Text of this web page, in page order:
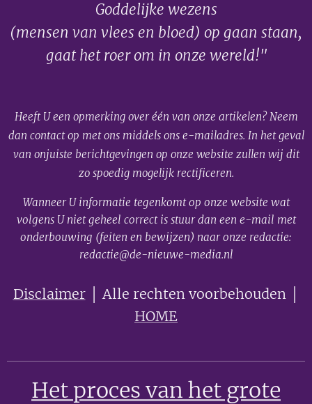
Goddelijke wezens
(mensen van vlees en bloed) op gaan staan,
gaat het roer om in onze wereld!"
Heeft U een opmerking over één van onze artikelen? Neem
dan contact op met ons middels ons e-mailadres. In het geval
van onjuiste berichtgevingen op onze website zullen wij dit
zo spoedig mogelijk rectificeren.
Wanneer U informatie tegenkomt op onze website wat
volgens U niet geheel correct is stuur dan een e-mail met
onderbouwing (feiten en bewijzen) naar onze redactie:
redactie@de-nieuwe-media.nl
Disclaimer│ Alle rechten voorbehouden │
HOME
Het proces van het grote